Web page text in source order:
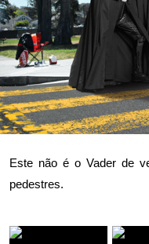
Este não é o Vader de
pedestres.